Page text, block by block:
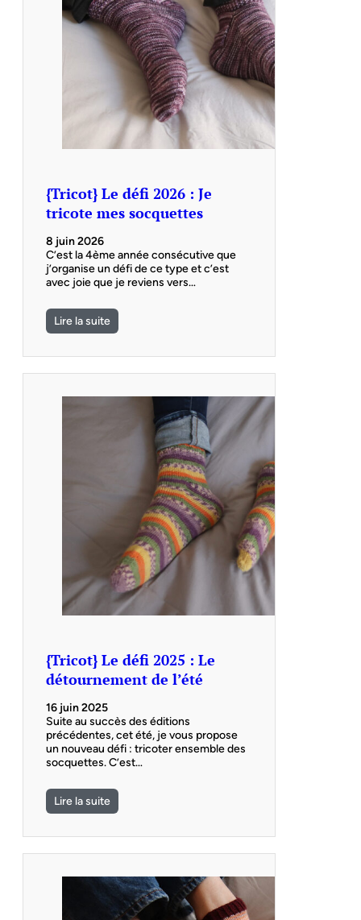
{Tricot} Le défi 2026 : Je
tricote mes socquettes
8 juin 2026
C’est la 4ème année consécutive que
j’organise un défi de ce type et c’est
avec joie que je reviens vers…
Lire la suite
{Tricot} Le défi 2025 : Le
détournement de l’été
16 juin 2025
Suite au succès des éditions
précédentes, cet été, je vous propose
un nouveau défi : tricoter ensemble des
socquettes. C’est…
Lire la suite